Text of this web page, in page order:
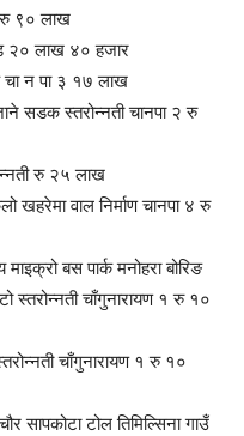
रु ९० लाख
२० लाख ४० हजार
चा न पा ३ १७ लाख
सडक स्तरोन्नती चानपा २ रु
रु २५ लाख
खहरेमा वाल निर्माण चानपा ४ रु
बस पार्क मनोहरा बोरिङ
स्तरोन्नती चाँगुनारायण १ रु १०
चाँगुनारायण १ रु १०
सापकोटा टोल तिमिल्सिना गाउँ